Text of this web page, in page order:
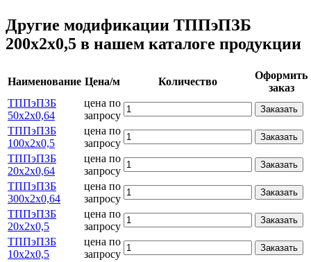
Другие модификации ТППэПЗБ
200х2х0,5 в нашем каталоге продукции
Наименование Цена/м Количество
Оформить
заказ
ТППэПЗБ
50х2х0,64
цена по
запросу
Заказать
ТППэПЗБ
100х2х0,5
цена по
запросу
Заказать
ТППэПЗБ
20х2х0,64
цена по
запросу
Заказать
ТППэПЗБ
300х2х0,64
цена по
запросу
Заказать
ТППэПЗБ
20х2х0,5
цена по
запросу
Заказать
ТППэПЗБ
10х2х0,5
цена по
запросу
Заказать